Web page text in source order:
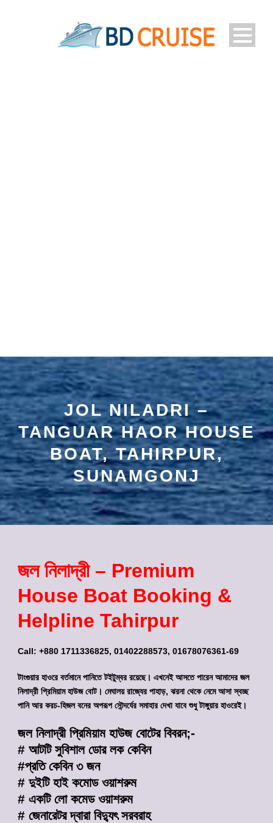
JOL NILADRI –
TANGUAR HAOR HOUSE
BOAT, TAHIRPUR,
SUNAMGONJ
জল নিলাদ্রী – Premium
House Boat Booking &
Helpline Tahirpur
Call: +880 1711336825, 01402288573, 01678076361-69
টাংগুয়ার হাওরে বর্তমানে পানিতে টইটুম্বর রয়েছে। এখনেই আসতে পারেন আমাদের জল
নিলাদ্রী প্রিমিয়াম হাউজ বোট। মেঘালয় রাজ্যের পাহাড়, ঝরনা থেকে নেমে আসা স্বচ্ছ
পানি আর করচ-হিজল বনের অপরূপ সৌন্দর্যের সমাহার দেখা যাবে শুধু টাঙ্গুয়ার হাওরেই।
জল নিলাদ্রী প্রিমিয়াম হাউজ বোটের বিবরন;-
# আটটি সুবিশাল ডোর লক কেবিন
#প্রতি কেবিন ৩ জন
# দুইটি হাই কমোড ওয়াশরুম
# একটি লো কমেড ওয়াশরুম
# জেনারেটর দ্বারা বিদ্যুৎ সরবরাহ